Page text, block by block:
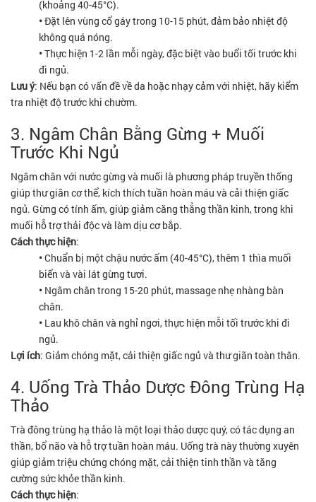
(khoảng 40-45°C).
•Đặt lên vùng cổ gáy trong 10-15 phút, đảm bảo nhiệt độ
không quá nóng.
•Thực hiện 1-2 lần mỗi ngày, đặc biệt vào buổi tối trước khi
đi ngủ.
Lưu ý: Nếu bạn có vấn đề về da hoặc nhạy cảm với nhiệt, hãy kiểm
tra nhiệt độ trước khi chườm.
3. Ngâm Chân Bằng Gừng + Muối
Trước Khi Ngủ
Ngâm chân với nước gừng và muối là phương pháp truyền thống
giúp thư giãn cơ thể, kích thích tuần hoàn máu và cải thiện giấc
ngủ. Gừng có tính ấm, giúp giảm căng thẳng thần kinh, trong khi
muối hỗ trợ thải độc và làm dịu cơ bắp.
Cách thực hiện:
•Chuẩn bị một chậu nước ấm (40-45°C), thêm 1 thìa muối
biển và vài lát gừng tươi.
• Ngâm chân trong 15-20 phút, massage nhẹ nhàng bàn
chân.
• Lau khô chân và nghỉ ngơi, thực hiện mỗi tối trước khi đi
ngủ.
Lợi ích: Giảm chóng mặt, cải thiện giấc ngủ và thư giãn toàn thân.
4. Uống Trà Thảo Dược Đông Trùng Hạ
Thảo
Trà đông trùng hạ thảo là một loại thảo dược quý, có tác dụng an
thần, bổ não và hỗ trợ tuần hoàn máu. Uống trà này thường xuyên
giúp giảm triệu chứng chóng mặt, cải thiện tinh thần và tăng
cường sức khỏe thần kinh.
Cách thực hiện: